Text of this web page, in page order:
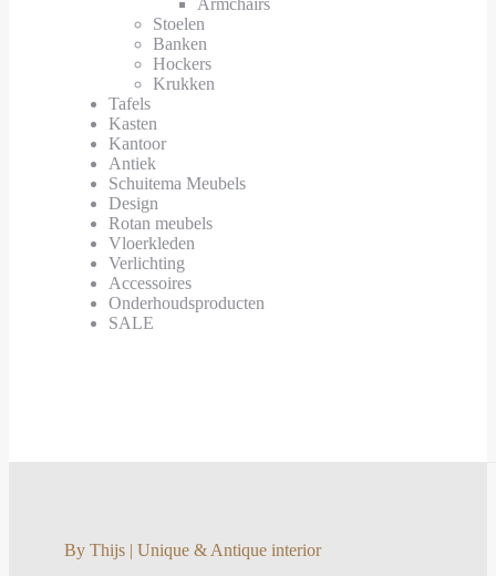
Armchairs
Stoelen
Banken
Hockers
Krukken
Tafels
Kasten
Kantoor
Antiek
Schuitema Meubels
Design
Rotan meubels
Vloerkleden
Verlichting
Accessoires
Onderhoudsproducten
SALE
By Thijs | Unique & Antique interior